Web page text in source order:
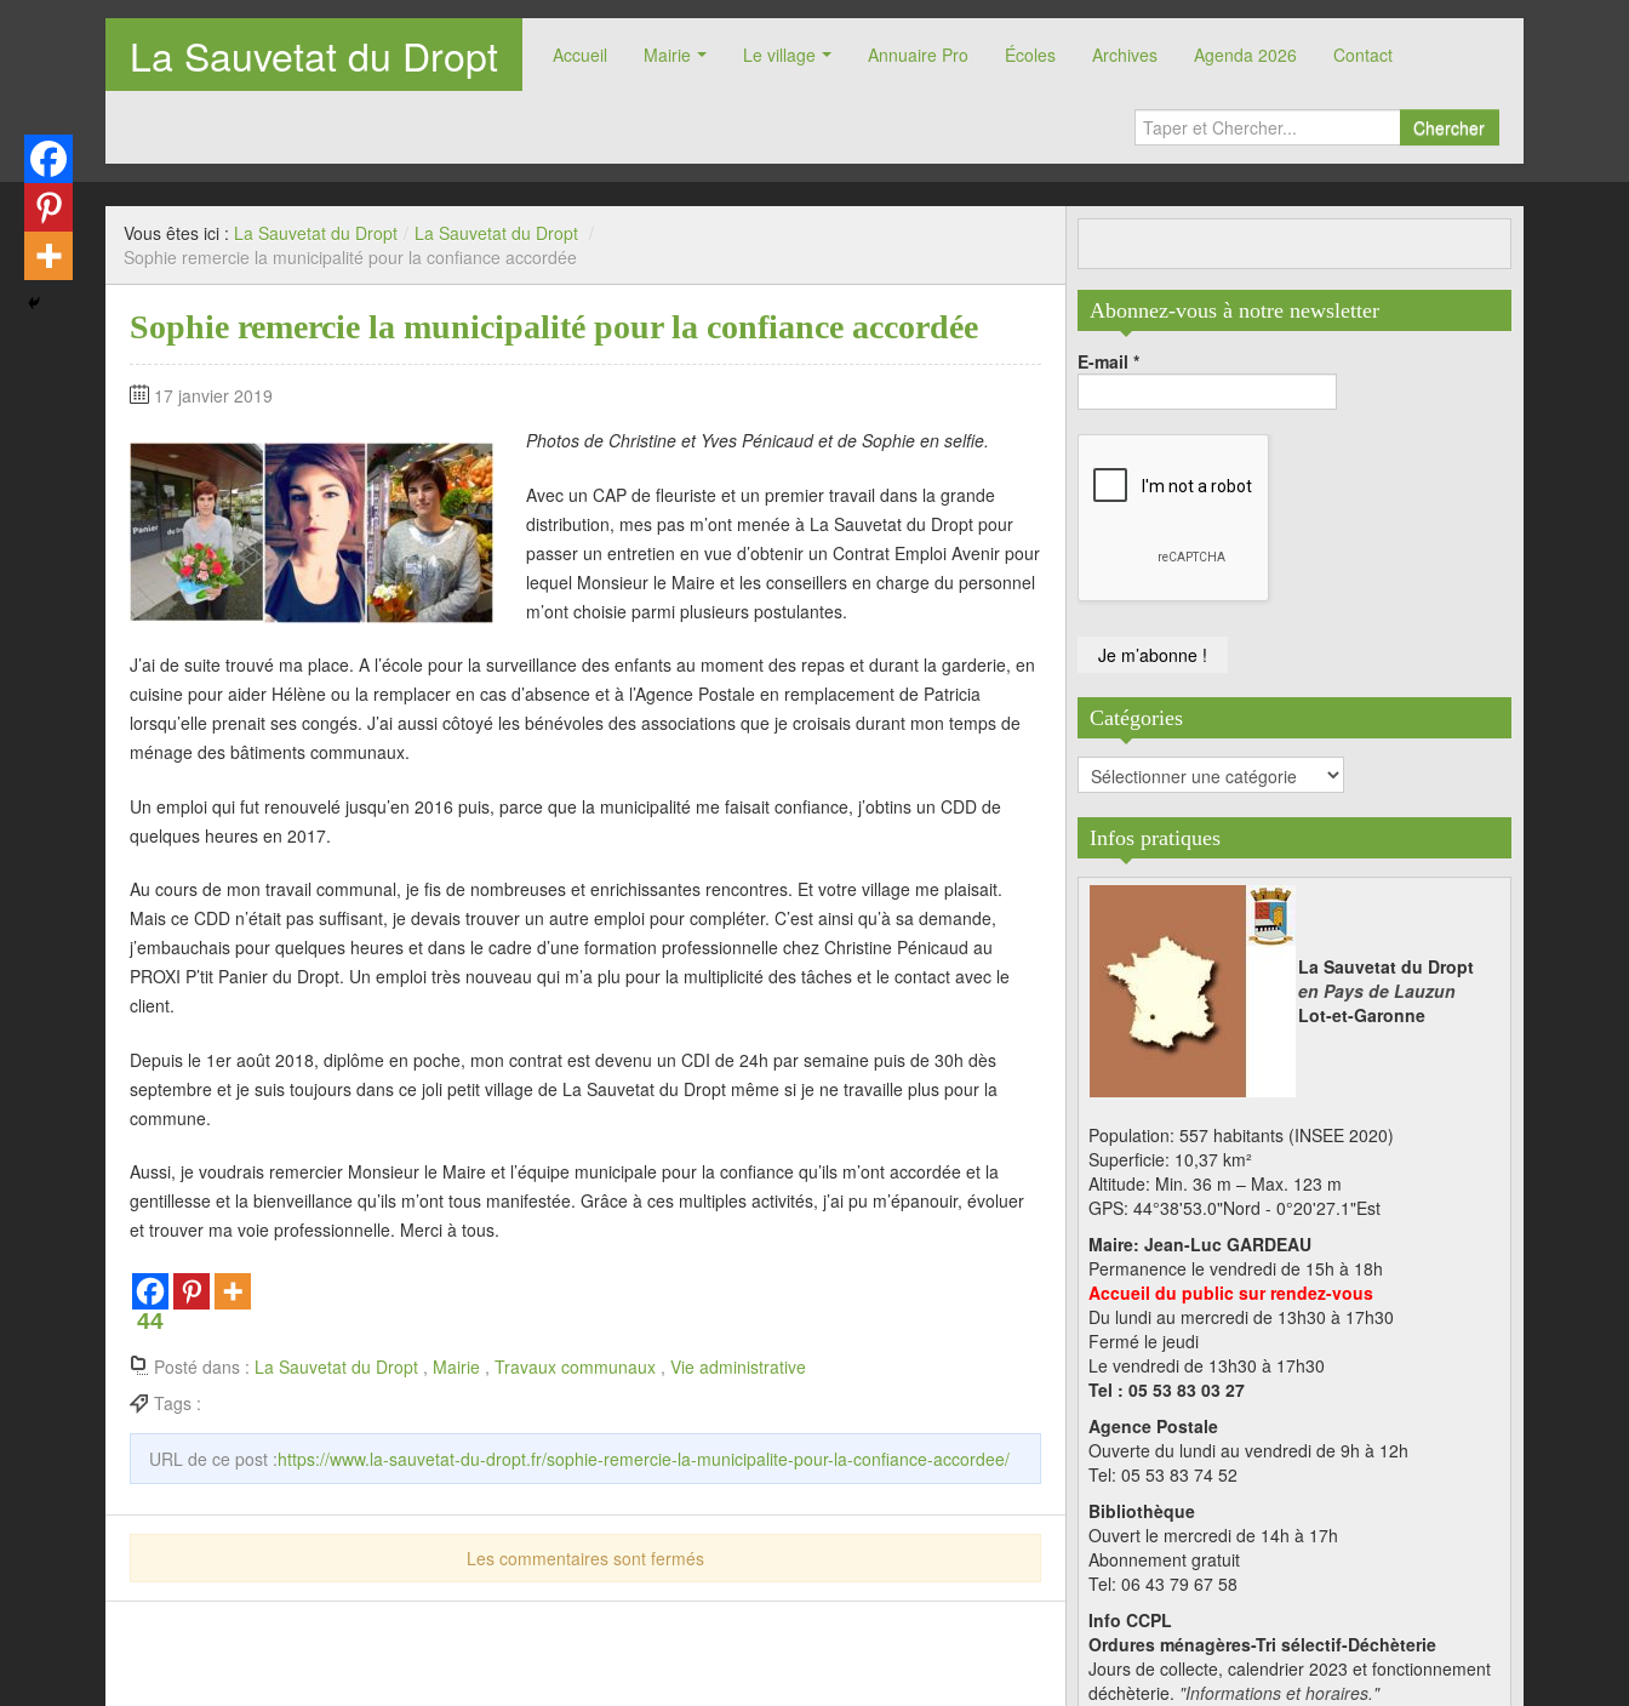
La Sauvetat du Dropt Accueil Mairie Le village Annuaire Pro Écoles Archives Agenda 2026 Contact
Chercher
Vous êtes ici : La Sauvetat du Dropt / La Sauvetat du Dropt /
Sophie remercie la municipalité pour la confiance accordée
Sophie remercie la municipalité pour la confiance accordée
17 janvier 2019
Photos de Christine et Yves Pénicaud et de Sophie en selfie.
Avec un CAP de fleuriste et un premier travail dans la grande
distribution, mes pas m’ont menée à La Sauvetat du Dropt pour
passer un entretien en vue d’obtenir un Contrat Emploi Avenir pour
lequel Monsieur le Maire et les conseillers en charge du personnel
m’ont choisie parmi plusieurs postulantes.
J’ai de suite trouvé ma place. A l’école pour la surveillance des enfants au moment des repas et durant la garderie, en
cuisine pour aider Hélène ou la remplacer en cas d’absence et à l’Agence Postale en remplacement de Patricia
lorsqu’elle prenait ses congés. J’ai aussi côtoyé les bénévoles des associations que je croisais durant mon temps de
ménage des bâtiments communaux.
Un emploi qui fut renouvelé jusqu’en 2016 puis, parce que la municipalité me faisait confiance, j’obtins un CDD de
quelques heures en 2017.
Au cours de mon travail communal, je fis de nombreuses et enrichissantes rencontres. Et votre village me plaisait.
Mais ce CDD n’était pas suffisant, je devais trouver un autre emploi pour compléter. C’est ainsi qu’à sa demande,
j’embauchais pour quelques heures et dans le cadre d’une formation professionnelle chez Christine Pénicaud au
PROXI P’tit Panier du Dropt. Un emploi très nouveau qui m’a plu pour la multiplicité des tâches et le contact avec le
client.
Depuis le 1er août 2018, diplôme en poche, mon contrat est devenu un CDI de 24h par semaine puis de 30h dès
septembre et je suis toujours dans ce joli petit village de La Sauvetat du Dropt même si je ne travaille plus pour la
commune.
Aussi, je voudrais remercier Monsieur le Maire et l’équipe municipale pour la confiance qu’ils m’ont accordée et la
gentillesse et la bienveillance qu’ils m’ont tous manifestée. Grâce à ces multiples activités, j’ai pu m’épanouir, évoluer
et trouver ma voie professionnelle. Merci à tous.
44
Posté dans : La Sauvetat du Dropt , Mairie , Travaux communaux , Vie administrative
Tags :
URL de ce post :https://www.la-sauvetat-du-dropt.fr/sophie-remercie-la-municipalite-pour-la-confiance-accordee/
Les commentaires sont fermés
Abonnez-vous à notre newsletter
E-mail *
Catégories
Catégories
Infos pratiques
La Sauvetat du Dropt
en Pays de Lauzun
Lot-et-Garonne
Population: 557 habitants (INSEE 2020)
Superficie: 10,37 km²
Altitude: Min. 36 m – Max. 123 m
GPS: 44°38'53.0"Nord - 0°20'27.1"Est
Maire: Jean-Luc GARDEAU
Permanence le vendredi de 15h à 18h
Accueil du public sur rendez-vous
Du lundi au mercredi de 13h30 à 17h30
Fermé le jeudi
Le vendredi de 13h30 à 17h30
Tel : 05 53 83 03 27
Agence Postale
Ouverte du lundi au vendredi de 9h à 12h
Tel: 05 53 83 74 52
Bibliothèque
Ouvert le mercredi de 14h à 17h
Abonnement gratuit
Tel: 06 43 79 67 58
Info CCPL
Ordures ménagères-Tri sélectif-Déchèterie
Jours de collecte, calendrier 2023 et fonctionnement
déchèterie. "Informations et horaires."